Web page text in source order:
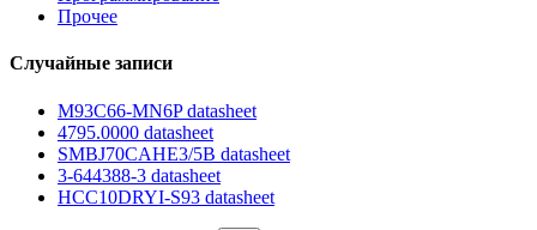
Прочее
Случайные записи
M93C66-MN6P datasheet
4795.0000 datasheet
SMBJ70CAHE3/5B datasheet
3-644388-3 datasheet
HCC10DRYI-S93 datasheet